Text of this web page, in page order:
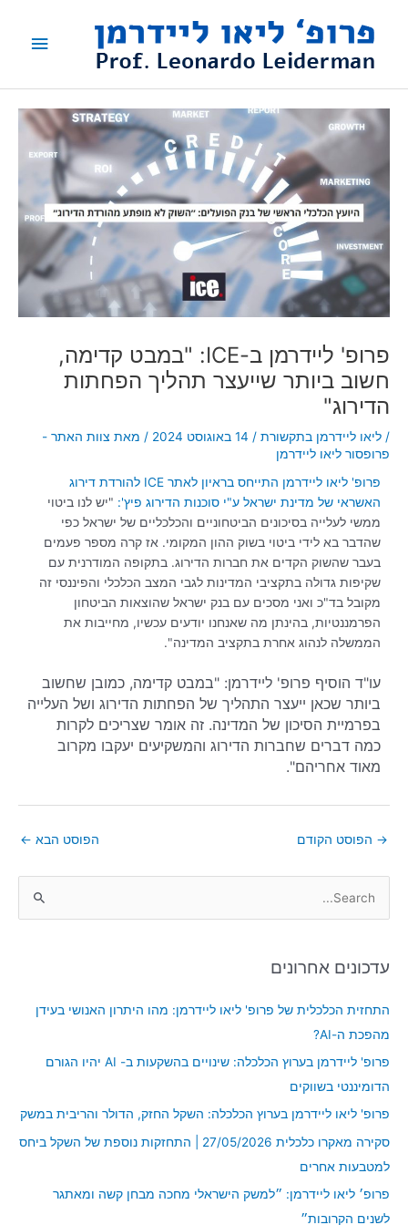
ראשי
פרופ' ליידרמן ב-ICE: "במבט קדימה,
חשוב ביותר שייעצר תהליך הפחתות
הדירוג"
/ ליאו ליידרמן בתקשורת / 14 באוגוסט 2024 / מאת צוות האתר -
פרופסור ליאו ליידרמן
פרופ' ליאו ליידרמן התייחס בראיון לאתר ICE להורדת דירוג
האשראי של מדינת ישראל ע"י סוכנות הדירוג פיץ': "יש לנו ביטוי
ממשי לעלייה בסיכונים הביטחוניים והכלכליים של ישראל כפי
שהדבר בא לידי ביטוי בשוק ההון המקומי. אז קרה מספר פעמים
בעבר שהשוק הקדים את חברות הדירוג. בתקופה המודרנית עם
שקיפות גדולה בתקציבי המדינות לגבי המצב הכלכלי והפיננסי זה
מקובל בד"כ ואני מסכים עם בנק ישראל שהוצאות הביטחון
הפרמננטיות, בהינתן מה שאנחנו יודעים עכשיו, מחייבות את
הממשלה לנהוג אחרת בתקציב המדינה".
עו"ד הוסיף פרופ' ליידרמן: "במבט קדימה, כמובן שחשוב
ביותר שכאן ייעצר התהליך של הפחתות הדירוג ושל העלייה
בפרמיית הסיכון של המדינה. זה אומר שצריכים לקרות
כמה דברים שחברות הדירוג והמשקיעים יעקבו מקרוב
מאוד אחריהם".
→ הפוסט הקודם הפוסט הבא ←
r
:
עדכונים אחרונים
התחזית הכלכלית של פרופ' ליאו ליידרמן: מהו היתרון האנושי בעידן
מהפכת ה-AI?
פרופ' ליידרמן בערוץ הכלכלה: שינויים בהשקעות ב- AI יהיו הגורם
הדומיננטי בשווקים
פרופ' ליאו ליידרמן בערוץ הכלכלה: השקל החזק, הדולר והריבית במשק
סקירה מאקרו כלכלית 27/05/2026 | התחזקות נוספת של השקל ביחס
למטבעות אחרים
פרופ׳ ליאו ליידרמן: ״למשק הישראלי מחכה מבחן קשה ומאתגר
לשנים הקרובות״